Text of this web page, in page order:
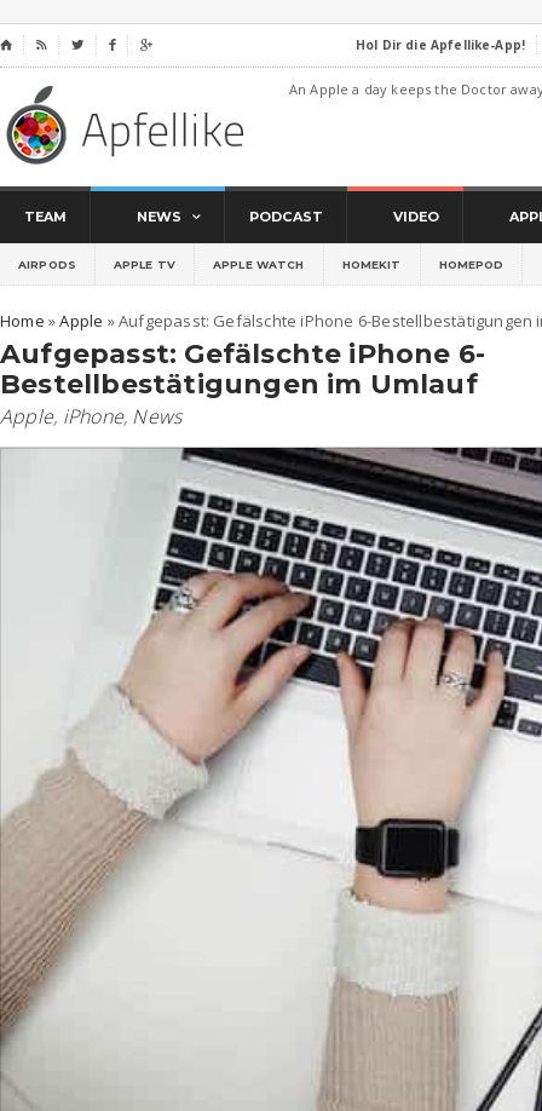
⌂     Hol Dir die Apfellike-App!
An Apple a day keeps the Doctor
TEAM NEWS PODCAST VIDEO
AIRPODS APPLE TV APPLE WATCH HOMEKIT HOMEPOD
Home »Apple »Aufgepasst: Gefälschte iPhone 6-Bestellbestätigungen
Aufgepasst: Gefälschte iPhone 6-
Bestellbestätigungen im Umlauf
Apple, iPhone, News